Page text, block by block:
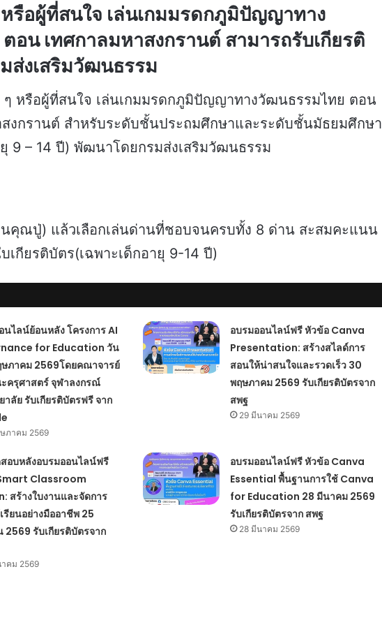
รือผู้ที่สนใจ เล่นเกมมรดกภูมิปัญญาทาง
อน เทศกาลมหาสงกรานต์ สามารถรับเกียรติ
ส่งเสริมวัฒนธรรม
หรือผู้ที่สนใจ เล่นเกมมรดกภูมิปัญญาทางวัฒนธรรมไทย ตอน
สงกรานต์ สำหรับระดับชั้นประถมศึกษาและระดับชั้นมัธยมศึกษา
9 – 14 ปี) พัฒนาโดยกรมส่งเสริมวัฒนธรรม
นคุณปู่) แล้วเลือกเล่นด่านที่ชอบจนครบทั้ง 8 ด่าน สะสมคะแนน
กียรติบัตร(เฉพาะเด็กอายุ 9-14 ปี)
นไลน์ย้อนหลัง โครงการ AI
for Education วัน
ษภาคม 2569โดยคณาจารย์
ครุศาสตร์ จุฬาลงกรณ์
าลัย รับเกียรติบัตรฟรี จาก
ภาคม 2569
อบรมออนไลน์ฟรี หัวข้อ Canva
Presentation: สร้างสไลด์การ
สอนให้น่าสนใจและรวดเร็ว 30
พฤษภาคม 2569 รับเกียรติบัตรจาก
สพฐ
29 มีนาคม 2569
อบหลังอบรมออนไลน์ฟรี
Classroom
สร้างใบงานและจัดการ
รียนอย่างมืออาชีพ 25
2569 รับเกียรติบัตรจาก
คม 2569
อบรมออนไลน์ฟรี หัวข้อ Canva
Essential พื้นฐานการใช้ Canva
for Education 28 มีนาคม 2569
รับเกียรติบัตรจาก สพฐ
28 มีนาคม 2569